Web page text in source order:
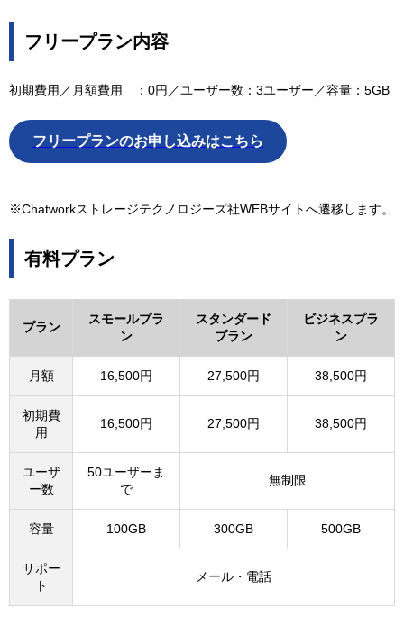
フリープラン内容
初期費用／月額費用 ：0円／ユーザー数：3ユーザー／容量：5GB
フリープランのお申し込みはこちら
※Chatworkストレージテクノロジーズ社WEBサイトへ遷移します。
有料プラン
プラン
スモールプラ
ン
スタンダード
プラン
ビジネスプラ
ン
月額 16,500円 27,500円 38,500円
初期費
用
16,500円 27,500円 38,500円
ユーザ
ー数
50ユーザーま
で
無制限
容量 100GB 300GB 500GB
サポー
ト
メール・電話